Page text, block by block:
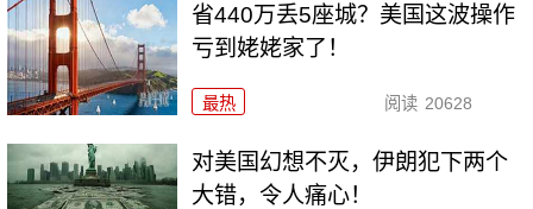
省440万丢5座城？美国这波操作
亏到姥姥家了！
最热 阅读 20628
对美国幻想不灭，伊朗犯下两个
大错，令人痛心！